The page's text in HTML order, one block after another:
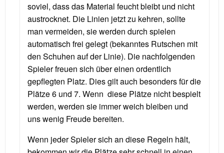
soviel, dass das Material feucht bleibt und nicht
austrocknet. Die Linien jetzt zu kehren, sollte
man vermeiden, sie werden durch spielen
automatisch frei gelegt (bekanntes Rutschen mit
den Schuhen auf der Linie). Die nachfolgenden
Spieler freuen sich über einen ordentlich
gepflegten Platz. Dies gilt auch besonders für die
Plätze 6 und 7. Wenn diese Plätze nicht bespielt
werden, werden sie immer weich bleiben und
uns wenig Freude bereiten.
Wenn jeder Spieler sich an diese Regeln hält,